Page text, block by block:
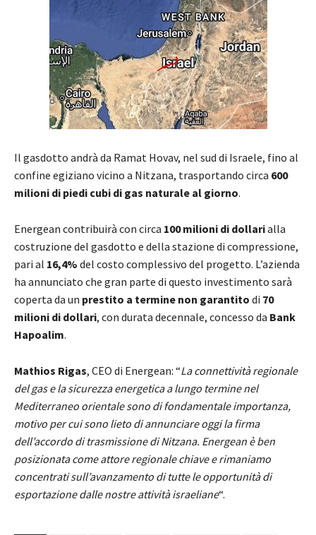
Il gasdotto andrà da Ramat Hovav, nel sud di Israele, fino al
confine egiziano vicino a Nitzana, trasportando circa 600
milioni di piedi cubi di gas naturale al giorno.
Energean contribuirà con circa 100 milioni di dollarialla
costruzione del gasdotto e della stazione di compressione,
pari al 16,4% del costo complessivo del progetto. L’azienda
ha annunciato che gran parte di questo investimento sarà
coperta da un prestito a termine non garantito di 70
milioni di dollari, con durata decennale, concesso da Bank
Hapoalim.
Mathios Rigas, CEO di Energean: “La connettività regionale
del gas e la sicurezza energetica a lungo termine nel
Mediterraneo orientale sono di fondamentale importanza,
motivo per cui sono lieto di annunciare oggi la firma
dell’accordo di trasmissione di Nitzana. Energean è ben
posizionata come attore regionale chiave e rimaniamo
concentrati sull’avanzamento di tutte le opportunità di
esportazione dalle nostre attività israeliane“.